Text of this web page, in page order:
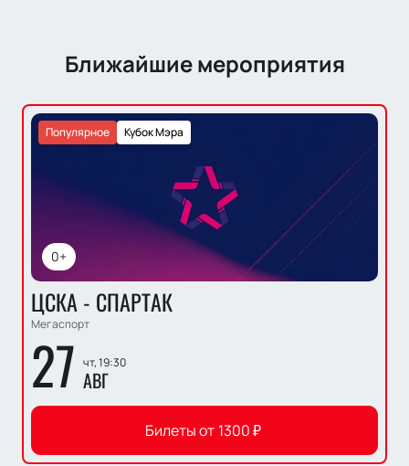
Ближайшие мероприятия
0+
Кубок Мэра
Популярное
ЦСКА - СПАРТАК
Мегаспорт
27 чт, 19:30
АВГ
Билеты от 1300₽